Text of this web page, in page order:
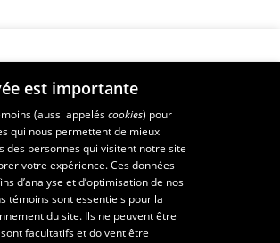
musique
Casault
, Québec (Québec)  G1V 0A6
YouTube
est importante
(aussi appeléscookies) pour
qui nous permettent de mieux
des personnes qui visitent notre site
votre expérience. Ces données
d’analyse et d’optimisation de nos
témoins sont essentiels pour la
du site. Ils ne peuvent être
facultatifs et doivent être